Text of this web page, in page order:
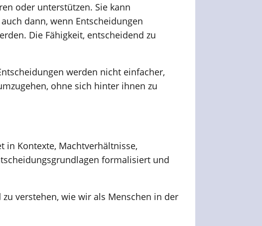
oder unterstützen. Sie kann
dann, wenn Entscheidungen
Die Fähigkeit, entscheidend zu
werden nicht einfacher,
ohne sich hinter ihnen zu
in Kontexte, Machtverhältnisse,
formalisiert und
verstehen, wie wir als Menschen in der